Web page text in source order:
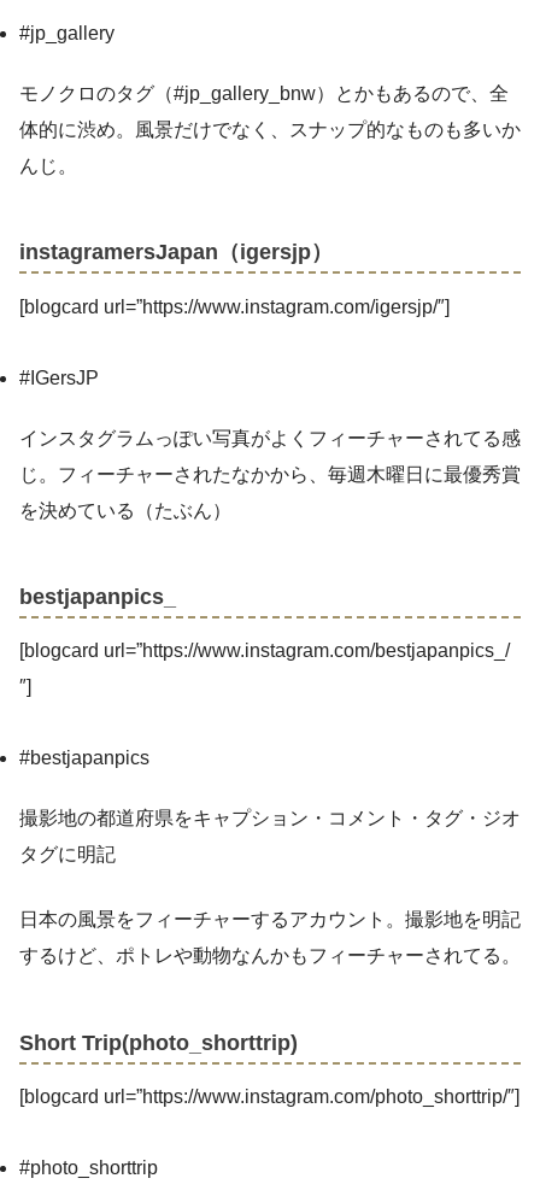
#jp_gallery
モノクロのタグ（#jp_gallery_bnw）とかもあるので、全
体的に渋め。風景だけでなく、スナップ的なものも多いか
んじ。
instagramersJapan（igersjp）
[blogcard url=”https://www.instagram.com/igersjp/″]
#IGersJP
インスタグラムっぽい写真がよくフィーチャーされてる感
じ。フィーチャーされたなかから、毎週木曜日に最優秀賞
を決めている（たぶん）
bestjapanpics_
[blogcard url=”https://www.instagram.com/bestjapanpics_/
″]
#bestjapanpics
撮影地の都道府県をキャプション・コメント・タグ・ジオ
タグに明記
日本の風景をフィーチャーするアカウント。撮影地を明記
するけど、ポトレや動物なんかもフィーチャーされてる。
Short Trip(photo_shorttrip)
[blogcard url=”https://www.instagram.com/photo_shorttrip/″]
#photo_shorttrip